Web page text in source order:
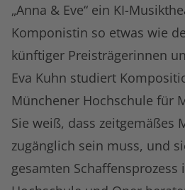
„Anna & Eve“ ein KI-
Komponistin so etwas wie
künftiger Preisträgerinnen
Eva Kuhn studiert
Münchener Hochschule für
Sie weiß, dass zeitgemäßes
zugänglich sein muss, und
gesamten Schaffensprozess